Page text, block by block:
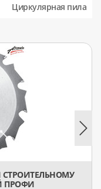
Циркулярная пила
ПРОФИ